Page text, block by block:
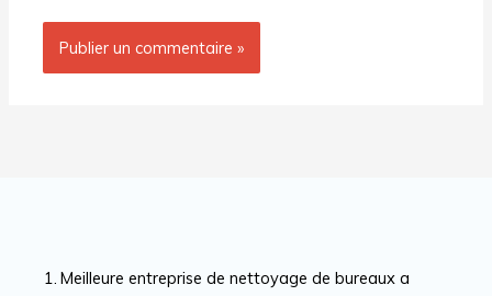
Meilleure entreprise de nettoyage de bureaux a